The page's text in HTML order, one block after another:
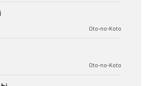
Oto-no-Koto
Oto-no-Koto